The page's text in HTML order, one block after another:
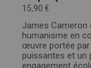
15,90 €
James Cameron
humanisme en
œuvre portée
puissantes et un
engagement